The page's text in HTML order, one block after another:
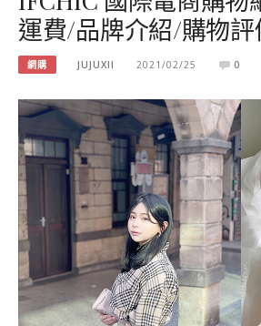
運費/品牌介紹/購物
網購 JUJUXII 2021/02/25 0